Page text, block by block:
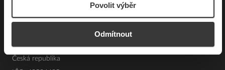
Povolit výběr
Odmítnout
Plzeň 312 00
Česká republika